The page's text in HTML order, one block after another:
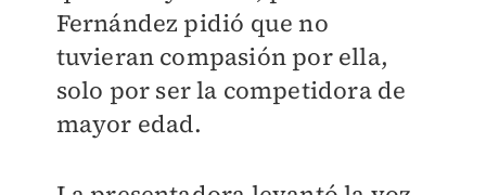
Fernández pidió que no
tuvieran compasión por ella,
solo por ser la competidora de
mayor edad.